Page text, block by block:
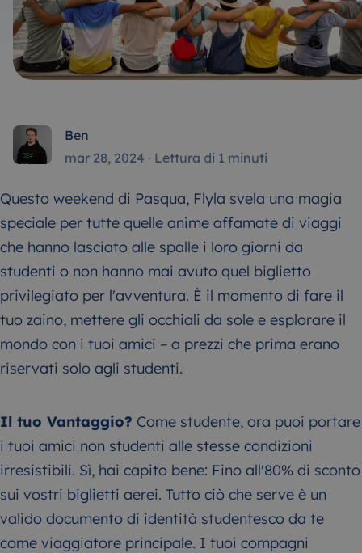
Ben
mar 28, 2024 · Lettura di 1 minuti
Questo weekend di Pasqua, Flyla svela una magia
speciale per tutte quelle anime affamate di viaggi
che hanno lasciato alle spalle i loro giorni da
studenti o non hanno mai avuto quel biglietto
privilegiato per l'avventura. È il momento di fare il
tuo zaino, mettere gli occhiali da sole e esplorare il
mondo con i tuoi amici – a prezzi che prima erano
riservati solo agli studenti.
Il tuo Vantaggio? Come studente, ora puoi portare
i tuoi amici non studenti alle stesse condizioni
irresistibili. Sì, hai capito bene: Fino all'80% di sconto
sui vostri biglietti aerei. Tutto ciò che serve è un
valido documento di identità studentesco da te
come viaggiatore principale. I tuoi compagni